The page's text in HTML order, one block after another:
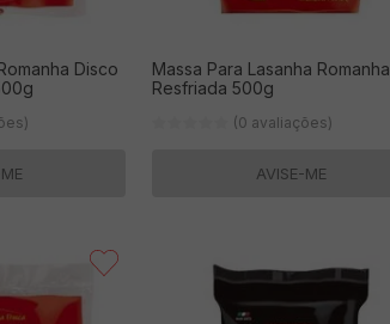
Disco
Massa Para Lasanha Romanha
Resfriada 500g
(0 avaliações)
AVISE-ME